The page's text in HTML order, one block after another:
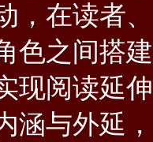
，在读者
色之间搭
现阅读延
涵与外延